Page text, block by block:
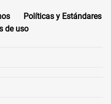
Políticas y Estándares
de uso